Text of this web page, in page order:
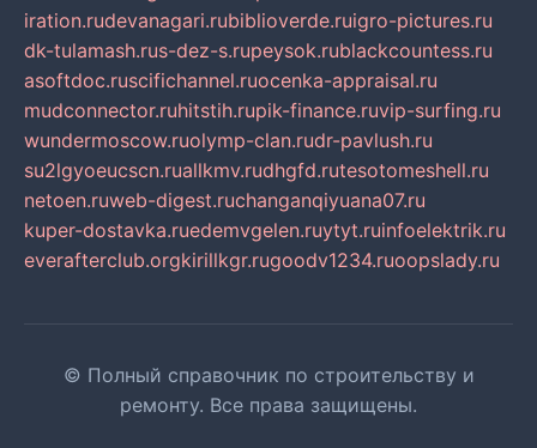
iration.rudevanagari.rubiblioverde.ruigro-pictures.ru
dk-tulamash.rus-dez-s.rupeysok.rublackcountess.ru
asoftdoc.ruscifichannel.ruocenka-appraisal.ru
mudconnector.ruhitstih.rupik-finance.ruvip-surfing.ru
wundermoscow.ruolymp-clan.rudr-pavlush.ru
su2lgyoeucscn.ruallkmv.rudhgfd.rutesotomeshell.ru
netoen.ruweb-digest.ruchanganqiyuana07.ru
kuper-dostavka.ruedemvgelen.ruytyt.ruinfoelektrik.ru
everafterclub.orgkirillkgr.rugoodv1234.ruoopslady.ru
© Полный справочник по строительству и
ремонту. Все права защищены.